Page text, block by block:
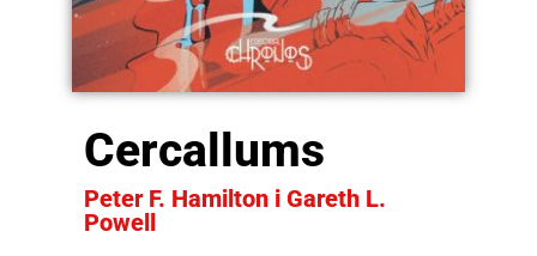
Cercallums
Peter F. Hamilton i Gareth L.
Powell